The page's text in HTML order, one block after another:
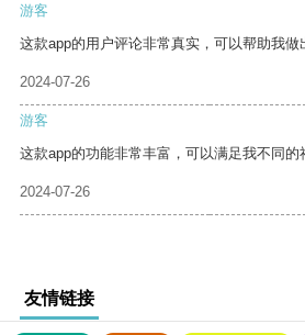
游客
这款app的用户评论非常真实，可以帮助我做
2024-07-26
游客
这款app的功能非常丰富，可以满足我不同的
2024-07-26
友情链接